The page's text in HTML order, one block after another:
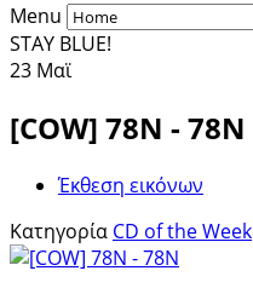
Menu
STAY BLUE!
23 Μαϊ
[COW] 78N - 78N
Έκθεση εικόνων
Κατηγορία CD of the Week